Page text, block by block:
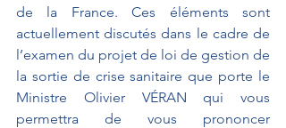
de la France. Ces éléments sont
actuellement discutés dans le cadre de
l’examen du projet de loi de gestion de
la sortie de crise sanitaire que porte le
Ministre Olivier VÉRAN qui vous
permettra de vous prononcer